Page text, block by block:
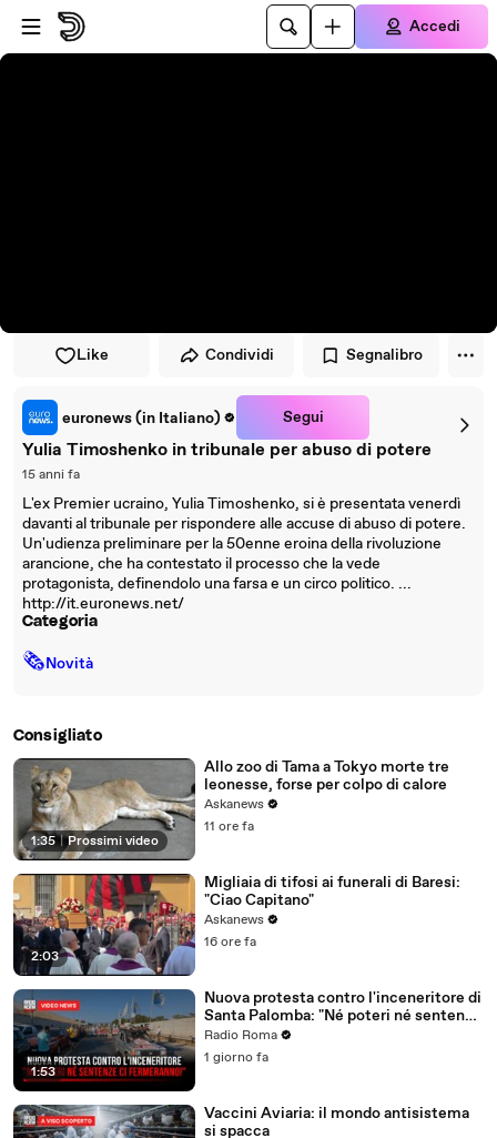
Vai al lettore
Passa al contenuto principale
Accedi
Like Condividi Segnalibro
euronews (in Italiano) Segui
Yulia Timoshenko in tribunale per abuso di potere
15 anni fa
L'ex Premier ucraino, Yulia Timoshenko, si è presentata venerdì
davanti al tribunale per rispondere alle accuse di abuso di potere.
Un'udienza preliminare per la 50enne eroina della rivoluzione
arancione, che ha contestato il processo che la vede
protagonista, definendolo una farsa e un circo politico. ...
http://it.euronews.net/
Categoria
🗞Novità
Consigliato
1:35 | Prossimi video
Allo zoo di Tama a Tokyo morte tre
leonesse, forse per colpo di calore
Askanews
11 ore fa
2:03
Migliaia di tifosi ai funerali di Baresi:
"Ciao Capitano"
Askanews
16 ore fa
1:53
Nuova protesta contro l'inceneritore di
Santa Palomba: "Né poteri né sentenze
ci fermeranno!"
Radio Roma
1 giorno fa
Vaccini Aviaria: il mondo antisistema
si spacca